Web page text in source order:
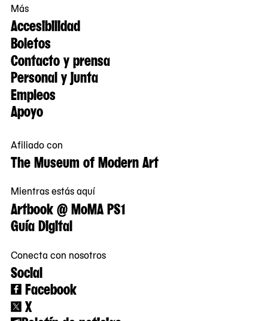
Más
Accesibilidad
Boletos
Contacto y prensa
Personal y junta
Empleos
Apoyo
Afiliado con
The Museum of Modern Art
Mientras estás aquí
Artbook @ MoMA PS1
Guía Digital
Conecta con nosotros
Social
Facebook
X